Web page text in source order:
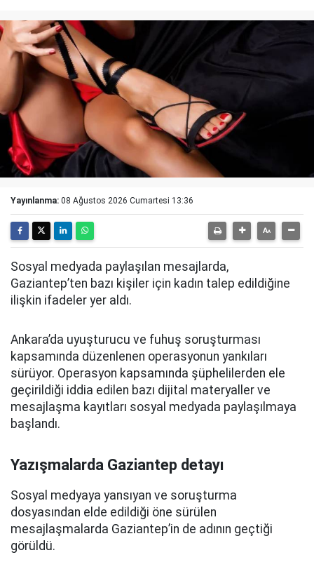
Yayınlanma: 08 Ağustos 2026 Cumartesi 13:36
Sosyal medyada paylaşılan mesajlarda,
Gaziantep’ten bazı kişiler için kadın talep edildiğine
ilişkin ifadeler yer aldı.
Ankara’da uyuşturucu ve fuhuş soruşturması
kapsamında düzenlenen operasyonun yankıları
sürüyor. Operasyon kapsamında şüphelilerden ele
geçirildiği iddia edilen bazı dijital materyaller ve
mesajlaşma kayıtları sosyal medyada paylaşılmaya
başlandı.
Yazışmalarda Gaziantep detayı
Sosyal medyaya yansıyan ve soruşturma
dosyasından elde edildiği öne sürülen
mesajlaşmalarda Gaziantep’in de adının geçtiği
görüldü.